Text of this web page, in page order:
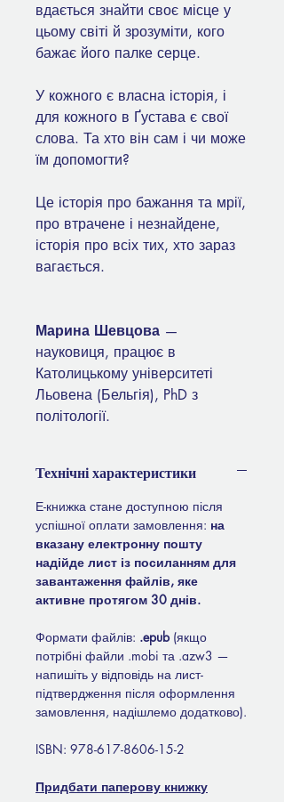
вдається знайти своє місце у
цьому світі й зрозуміти, кого
бажає його палке серце.
У кожного є власна історія, і
для кожного в Ґустава є свої
слова. Та хто він сам і чи може
їм допомогти?
Це історія про бажання та мрії,
про втрачене і незнайдене,
історія про всіх тих, хто зараз
вагається.
Марина Шевцова —
науковиця, працює в
Католицькому університеті
Льовена (Бельгія), PhD з
політології.
Технічні характеристики
Е-книжка стане доступною після
успішної оплати замовлення: на
вказану електронну пошту
надійде лист із посиланням для
завантаження файлів, яке
активне протягом 30 днів.
Формати файлів: .epub (якщо
потрібні файли .mobi та .azw3 —
напишіть у відповідь на лист-
підтвердження після оформлення
замовлення, надішлемо додатково).
ISBN: 978-617-8606-15-2
Придбати паперову книжку